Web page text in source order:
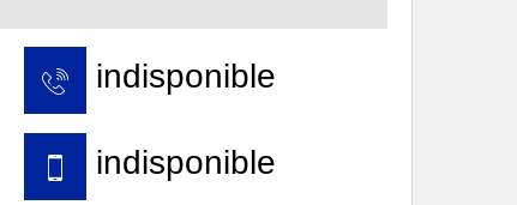
indisponible
indisponible